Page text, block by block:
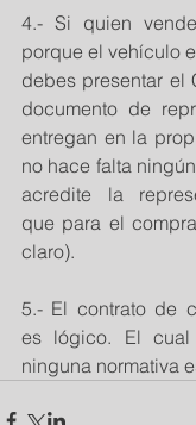
4.- Si quien
porque el vehículo
debes presentar el
documento de
entregan en la
no hace falta
acredite la
que para el
claro).
5.- El contrato de
es lógico. El
ninguna normativa